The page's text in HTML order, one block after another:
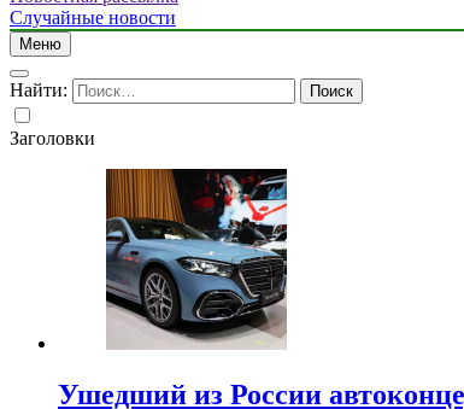
Случайные новости
Меню
Найти:
Заголовки
Ушедший из России